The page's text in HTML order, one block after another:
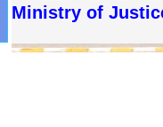
Ministry of